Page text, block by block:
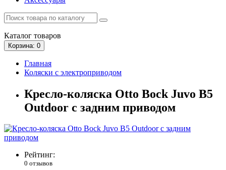
Каталог товаров
Корзина: 0
Главная
Коляски с электроприводом
Кресло-коляска Otto Bock Juvo B5
Outdoor с задним приводом
Рейтинг:
0 отзывов